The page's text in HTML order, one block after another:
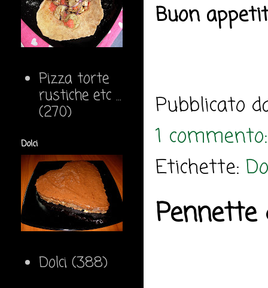
Buon
Pubblicato
1
Etichette:
Pizza torte
rustiche etc ...
(270)
Dolci
Dolci (388)